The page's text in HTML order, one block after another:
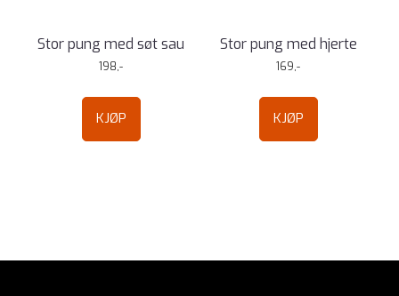
Stor pung med søt sau
198,-
KJØP
Stor pung med hjerte
169,-
KJØP